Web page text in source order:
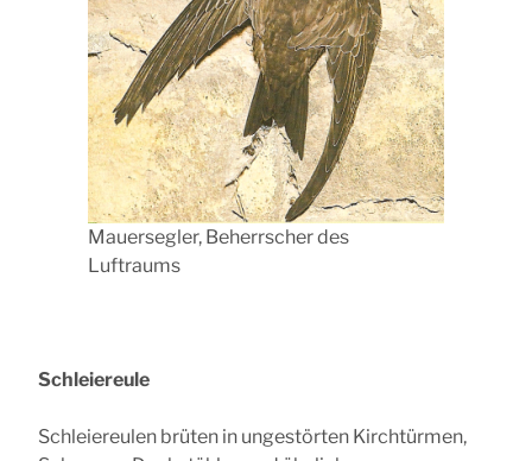
Mauersegler, Beherrscher des
Luftraums
Schleiereule
Schleiereulen brüten in ungestörten Kirchtürmen,